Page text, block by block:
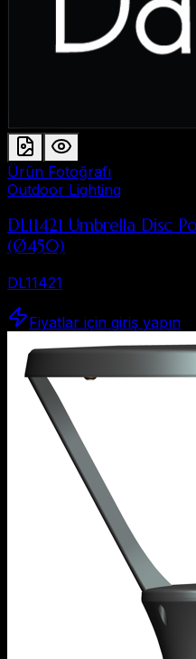
Ürün Fotoğrafı
Outdoor Lighting
DL11421 Umbrella Disc
(Ø450)
DL11421
Fiyatlar için giriş yapın